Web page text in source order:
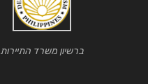
ברשיון משרד התיירות